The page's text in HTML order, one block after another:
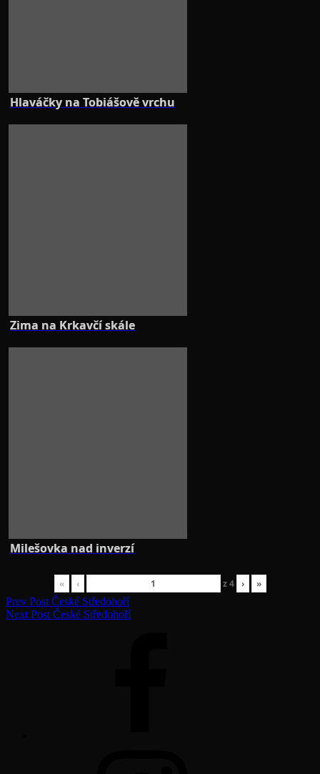
Hlaváčky na Tobiášově vrchu
Zima na Krkavčí skále
Milešovka nad inverzí
« ‹ z4 › »
Navigace
pro
Previous
Post
Prev Post České Středohoří
Next
Next Post České Středohoří